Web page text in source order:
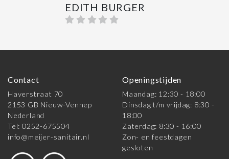
EDITH BURGER
Contact
Haverstraat 70
2153 GB Nieuw-Vennep
Nederland
Tel: 0252-675504
info@meijer-sanitair.nl
Openingstijden
Maandag: 12:30 - 18:00
Dinsdag t/m vrijdag: 8:30 -
18:00
Zaterdag: 8:30 - 16:00
Zon- en feestdagen
gesloten